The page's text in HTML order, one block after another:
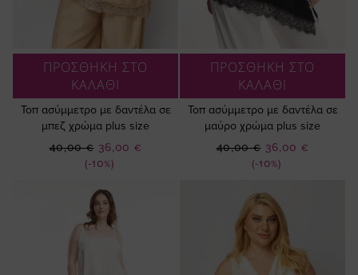
ΠΡΟΣΘΗΚΗ ΣΤΟ
ΚΑΛΑΘΙ
Τοπ ασύμμετρο με δαντέλα σε
μπεζ χρώμα plus size
(-10%)
Ειδική
Τιμή
36,00 €
40,00 €
ΠΡΟΣΘΗΚΗ ΣΤΟ
ΚΑΛΑΘΙ
Τοπ ασύμμετρο με δαντέλα σε
μαύρο χρώμα plus size
(-10%)
Ειδική
Τιμή
36,00 €
40,00 €